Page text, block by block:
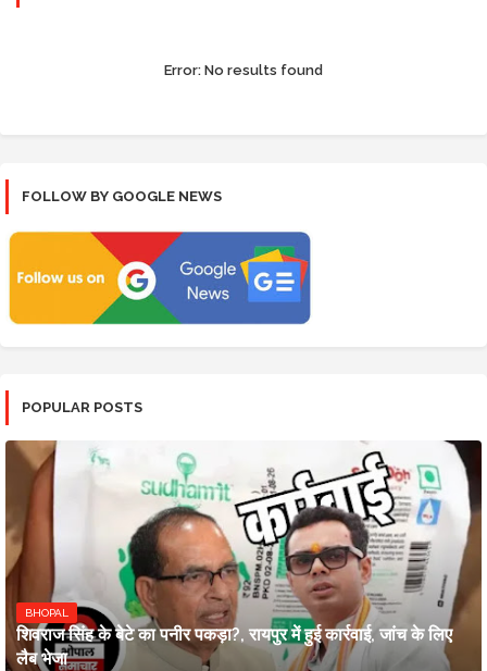
Error: No results found
FOLLOW BY GOOGLE NEWS
POPULAR POSTS
BHOPAL
शिवराज सिंह के बेटे का पनीर पकड़ा?, रायपुर में हुई कार्रवाई, जांच के लिए
लैब भेजा